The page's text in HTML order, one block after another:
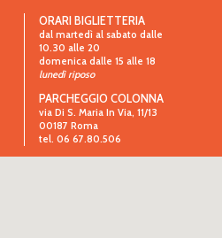
ORARI BIGLIETTERIA
dal martedì al sabato dalle
10.30 alle 20
domenica dalle 15 alle 18
lunedì riposo
PARCHEGGIO COLONNA
via Di S. Maria In Via, 11/13
00187 Roma
tel. 06 67.80.506